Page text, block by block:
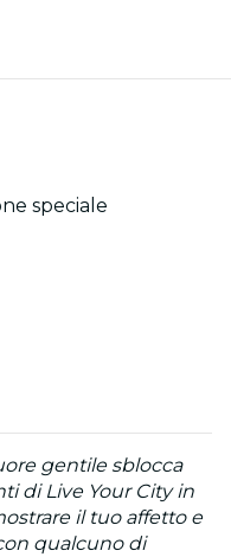
speciale
gentile sblocca
di Live Your City in
il tuo affetto e
qualcuno di